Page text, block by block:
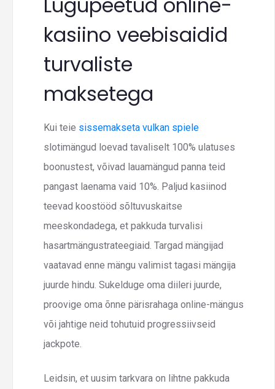
kasiino veebisaidid
turvaliste
maksetega
Kui teie sissemakseta vulkan spiele
slotimängud loevad tavaliselt 100% ulatuses
boonustest, võivad lauamängud panna teid
pangast laenama vaid 10%. Paljud kasiinod
teevad koostööd sõltuvuskaitse
meeskondadega, et pakkuda turvalisi
hasartmängustrateegiaid. Targad mängijad
vaatavad enne mängu valimist tagasi mängija
juurde hindu. Sukelduge oma diileri juurde,
proovige oma õnne pärisrahaga online-mängus
või jahtige neid tohutuid progressiivseid
jackpote.
Leidsin, et uusim tarkvara on lihtne pakkuda